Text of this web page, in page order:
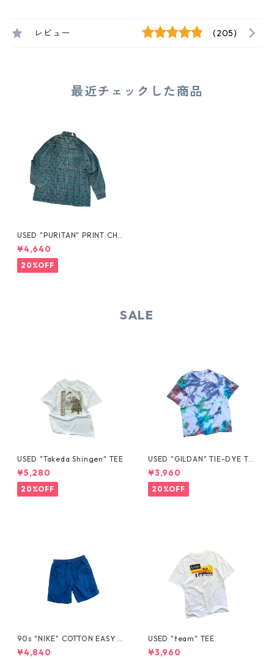
レビュー (205)
最近チェックした商品
USED "PURITAN" PRINT CHE
CK SHIRT
¥4,640
20%OFF
SALE
USED "Takeda Shingen" TEE
¥5,280
20%OFF
USED "GILDAN" TIE-DYE TE
E
¥3,960
20%OFF
90s "NIKE" COTTON EASY S
HORTS
¥4,840
USED "team" TEE
¥3,960